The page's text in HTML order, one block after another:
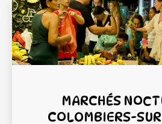
MARCHÉS
COLOMBIERS-